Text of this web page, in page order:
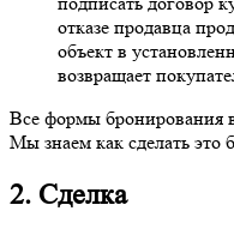
отказе продавца
объект в
возвращает
Все формы бронирования
Мы знаем как сделать это
2. Сделка